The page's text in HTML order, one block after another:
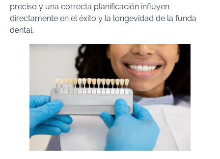
preciso y una correcta planificación influyen
directamente en el éxito y la longevidad de la funda
dental.